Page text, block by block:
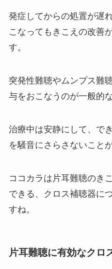
発症してからの処置が遅
こなってもきこえの改善
す。
突発性難聴やムンプス難
与をおこなうのが一般的
治療中は安静にして、で
を騒音にさらさないこと
ココカラは片耳難聴のき
できる、クロス補聴器に
すね。
片耳難聴に有効なクロ